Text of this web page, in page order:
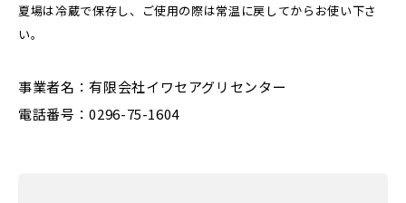
夏場は冷蔵で保存し、ご使用の際は常温に戻してからお使い下さ
い。
事業者名：有限会社イワセアグリセンター
電話番号：0296-75-1604